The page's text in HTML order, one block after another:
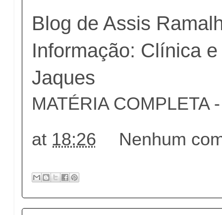
Blog de Assis
Informação: Clínica
Jaques
MATÉRIA COMPLETA
at 18:26 Nenhum